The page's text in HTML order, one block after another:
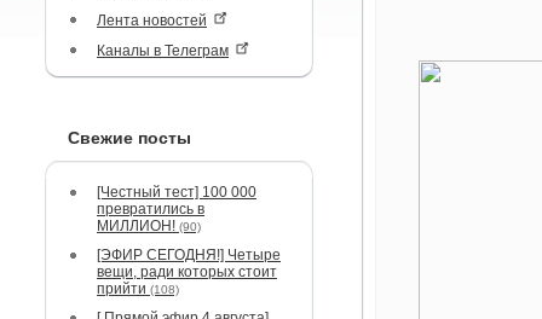
Лента новостей
Каналы в Телеграм
Свежие посты
[Честный тест] 100 000
превратились в
МИЛЛИОН! (90)
[ЭФИР СЕГОДНЯ!] Четыре
вещи, ради которых стоит
прийти (108)